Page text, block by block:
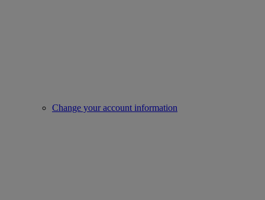
Change your account information